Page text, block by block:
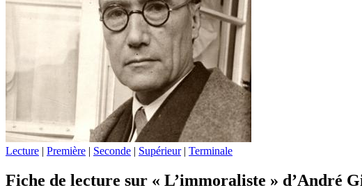
Lecture | Première | Seconde | Supérieur| Terminale
Fiche de lecture sur « L’immoraliste » d’André